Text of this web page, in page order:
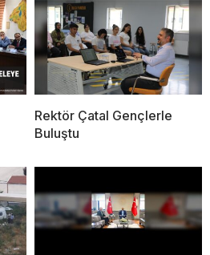
Rektör Çatal Gençlerle
Buluştu